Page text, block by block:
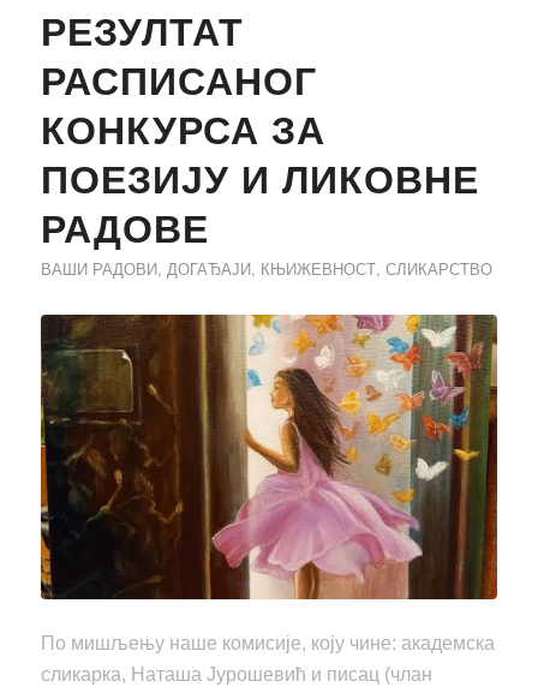
РЕЗУЛТАТ
РАСПИСАНОГ
КОНКУРСА ЗА
ПОЕЗИЈУ И ЛИКОВНЕ
РАДОВЕ
ВАШИ РАДОВИ, ДОГАЂАЈИ, КЊИЖЕВНОСТ, СЛИКАРСТВО
По мишљењу наше комисије, коју чине: академска
сликарка, Наташа Јурошевић и писац (члан